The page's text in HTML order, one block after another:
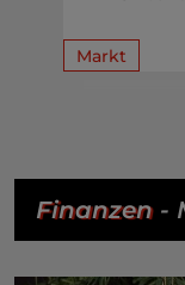
Markt
Finanzen-